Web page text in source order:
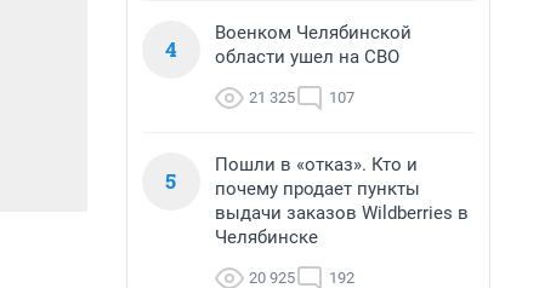
4
Военком Челябинской
области ушел на СВО
21 325 107
5
Пошли в «отказ». Кто и
почему продает пункты
выдачи заказов Wildberries в
Челябинске
20 925 192